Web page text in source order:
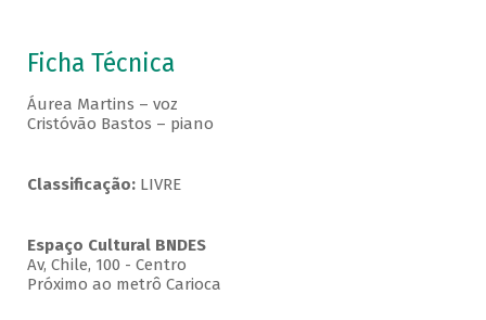
Ficha Técnica
Áurea Martins – voz
Cristóvão Bastos – piano
Classificação: LIVRE
Espaço Cultural BNDES
Av, Chile, 100 - Centro
Próximo ao metrô Carioca